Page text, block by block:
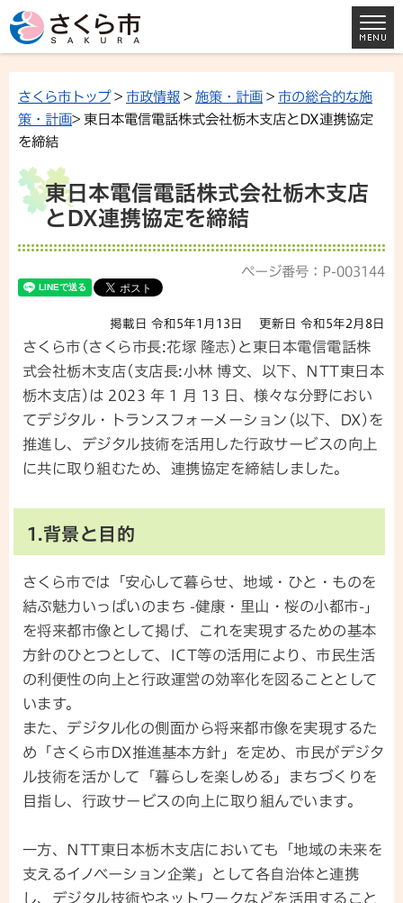
さくら市トップ> 市政情報 > 施策・計画 > 市の総合的な施
策・計画> 東日本電信電話株式会社栃木支店とDX連携協定
を締結
東日本電信電話株式会社栃木支店
とDX連携協定を締結
ページ番号：P-003144
掲載日 令和5年1月13日 更新日 令和5年2月8日
さくら市(さくら市長:花塚 隆志)と東日本電信電話株
式会社栃木支店(支店長:小林 博文、以下、NTT東日本
栃木支店)は 2023 年 1 月 13 日、様々な分野におい
てデジタル・トランスフォーメーション(以下、DX)を
推進し、デジタル技術を活用した行政サービスの向上
に共に取り組むため、連携協定を締結しました。
1.背景と目的
さくら市では「安心して暮らせ、地域・ひと・ものを
結ぶ魅力いっぱいのまち -健康・里山・桜の小都市-」
を将来都市像として掲げ、これを実現するための基本
方針のひとつとして、ICT等の活用により、市民生活
の利便性の向上と行政運営の効率化を図ることとして
います。
また、デジタル化の側面から将来都市像を実現するた
め「さくら市DX推進基本方針」を定め、市民がデジタ
ル技術を活かして「暮らしを楽しめる」まちづくりを
目指し、行政サービスの向上に取り組んでいます。
一方、NTT東日本栃木支店においても「地域の未来を
支えるイノベーション企業」として各自治体と連携
し、デジタル技術やネットワークなどを活用すること